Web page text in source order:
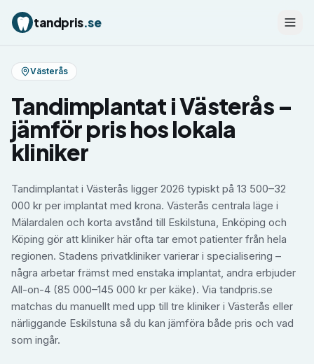
tandpris.se
Västerås
Tandimplantat iVästerås–
jämför pris hos lokala
kliniker
Tandimplantat i Västerås ligger 2026 typiskt på 13 500–32
000 kr per implantat med krona. Västerås centrala läge i
Mälardalen och korta avstånd till Eskilstuna, Enköping och
Köping gör att kliniker här ofta tar emot patienter från hela
regionen. Stadens privatkliniker varierar i specialisering –
några arbetar främst med enstaka implantat, andra erbjuder
All-on-4 (85 000–145 000 kr per käke). Via tandpris.se
matchas du manuellt med upp till tre kliniker i Västerås eller
närliggande Eskilstuna så du kan jämföra både pris och vad
som ingår.